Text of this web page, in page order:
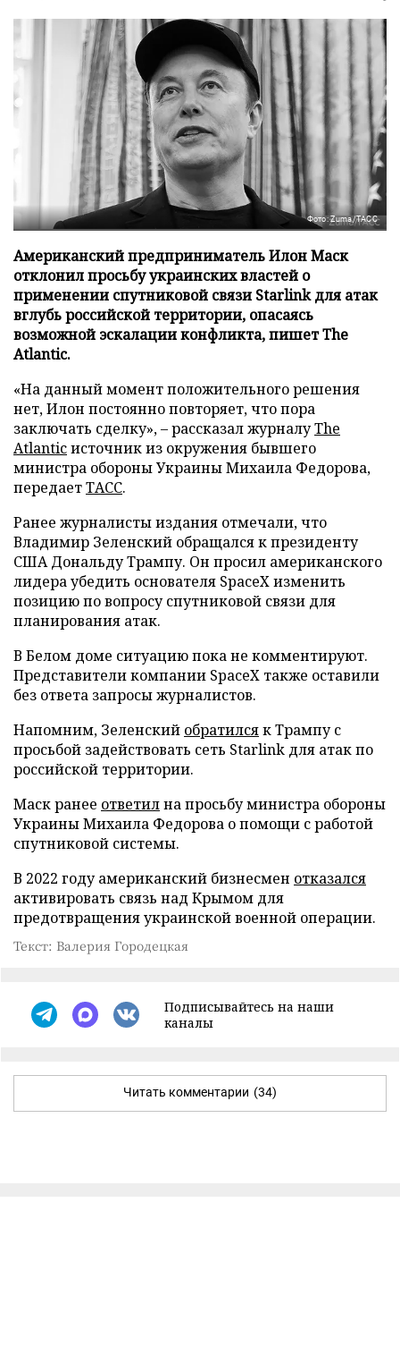
Фото: Zuma/ТАСС
Американский предприниматель Илон Маск
отклонил просьбу украинских властей о
применении спутниковой связи Starlink для атак
вглубь российской территории, опасаясь
возможной эскалации конфликта, пишет The
Atlantic.
«На данный момент положительного решения
нет, Илон постоянно повторяет, что пора
заключать сделку», – рассказал журналуThe
Atlanticисточник из окружения бывшего
министра обороны Украины Михаила Федорова,
передаетТАСС.
Ранее журналисты издания отмечали, что
Владимир Зеленский обращался к президенту
США Дональду Трампу. Он просил американского
лидера убедить основателя SpaceX изменить
позицию по вопросу спутниковой связи для
планирования атак.
В Белом доме ситуацию пока не комментируют.
Представители компании SpaceX также оставили
без ответа запросы журналистов.
Напомним, Зеленский обратилсяк Трампу с
просьбой задействовать сеть Starlink для атак по
российской территории.
Маск ранее ответилна просьбу министра обороны
Украины Михаила Федорова о помощи с работой
спутниковой системы.
В 2022 году американский бизнесмен отказался
активировать связь над Крымом для
предотвращения украинской военной операции.
Текст: Валерия Городецкая
Подписывайтесь на наши
каналы
Читать комментарии (34)